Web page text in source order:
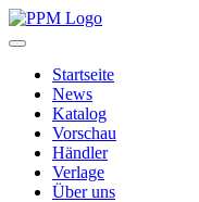
Startseite
News
Katalog
Vorschau
Händler
Verlage
Über uns